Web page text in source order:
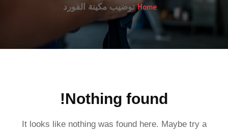
Homeتوضيب مكينة الفورد
Nothing found!
It looks like nothing was found here. Maybe try a